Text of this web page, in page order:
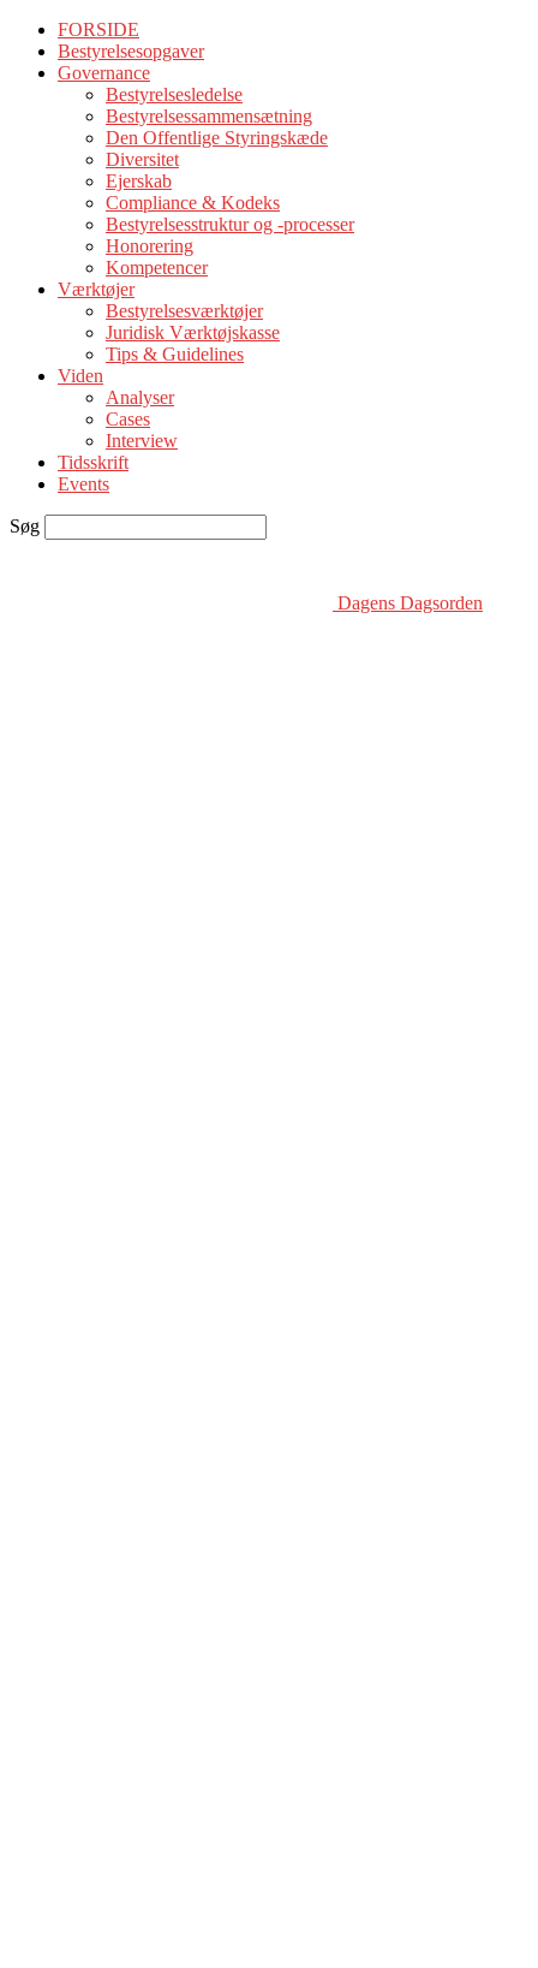
FORSIDE
Bestyrelsesopgaver
Governance
Bestyrelsesledelse
Bestyrelsessammensætning
Den Offentlige Styringskæde
Diversitet
Ejerskab
Compliance & Kodeks
Bestyrelsesstruktur og -processer
Honorering
Kompetencer
Værktøjer
Bestyrelsesværktøjer
Juridisk Værktøjskasse
Tips & Guidelines
Viden
Analyser
Cases
Interview
Tidsskrift
Events
Søg
Dagens Dagsorden